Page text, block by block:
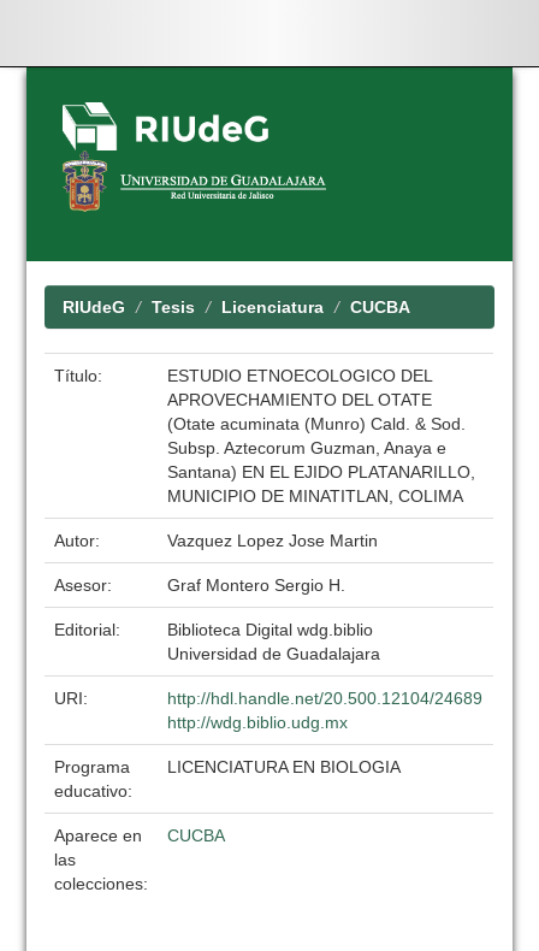
Skip
navigation
RIUdeG Tesis Licenciatura CUCBA
Título:
ESTUDIO ETNOECOLOGICO DEL
APROVECHAMIENTO DEL OTATE
(Otate acuminata (Munro) Cald. & Sod.
Subsp. Aztecorum Guzman, Anaya e
Santana) EN EL EJIDO PLATANARILLO,
MUNICIPIO DE MINATITLAN, COLIMA
Autor: Vazquez Lopez Jose Martin
Asesor: Graf Montero Sergio H.
Editorial:
Biblioteca Digital wdg.biblio
Universidad de Guadalajara
URI:
http://hdl.handle.net/20.500.12104/24689
http://wdg.biblio.udg.mx
Programa
educativo:
LICENCIATURA EN BIOLOGIA
Aparece en
las
colecciones:
CUCBA